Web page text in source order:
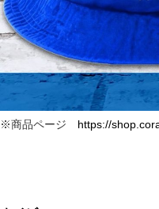
※商品ページ https://